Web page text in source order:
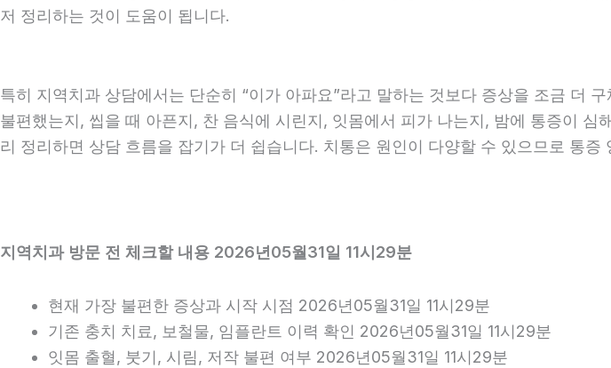
저 정리하는 것이 도움이 됩니다.
특히 지역치과 상담에서는 단순히 “이가 아파요”라고 말하는 것보다 증상을 조금 더
불편했는지, 씹을 때 아픈지, 찬 음식에 시린지, 잇몸에서 피가 나는지, 밤에 통증이
리 정리하면 상담 흐름을 잡기가 더 쉽습니다. 치통은 원인이 다양할 수 있으므로 통
지역치과 방문 전 체크할 내용 2026년05월31일 11시29분
현재 가장 불편한 증상과 시작 시점 2026년05월31일 11시29분
기존 충치 치료, 보철물, 임플란트 이력 확인 2026년05월31일 11시29분
잇몸 출혈, 붓기, 시림, 저작 불편 여부 2026년05월31일 11시29분